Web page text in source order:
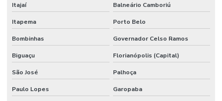
Itajaí Balneário Camboriú
Itapema Porto Belo
Bombinhas Governador Celso Ramos
Biguaçu Florianópolis (Capital)
São José Palhoça
Paulo Lopes Garopaba